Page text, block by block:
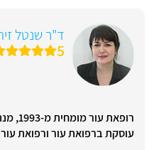
ד"ר שנטל
5
רופאת
עוסקת ברפואת עור ורפואת